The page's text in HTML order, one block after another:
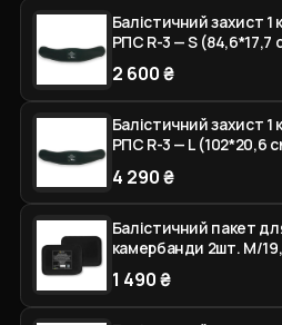
Балістичний захист
РПС R-3 — S (84,6*17,7
2 600 ₴
Балістичний захист
РПС R-3 — L (102*20,6
4 290 ₴
Балістичний пакет
камербанди 2шт. M/
1 490 ₴